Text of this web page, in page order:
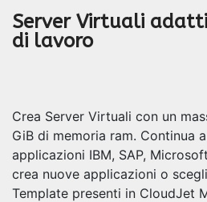
Server Virtuali
di lavoro
Crea Server Virtuali con un
GiB di memoria ram. Continua
applicazioni IBM, SAP,
crea nuove applicazioni o
Template presenti in CloudJet